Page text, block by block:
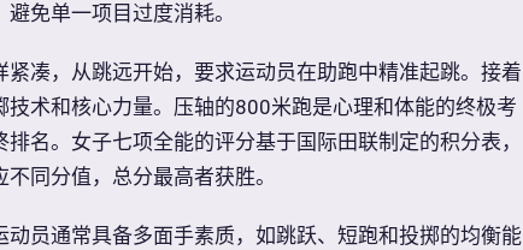
免单一项目过度消耗。
紧凑，从跳远开始，要求运动员在助跑中精准起跳。接着
技术和核心力量。压轴的800米跑是心理和体能的终极考
名。女子七项全能的评分基于国际田联制定的积分表，
同分值，总分最高者获胜。
动员通常具备多面手素质，如跳跃、短跑和投掷的均衡能